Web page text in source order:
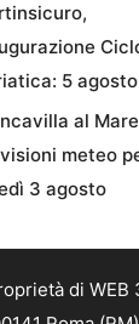
5 agosto
al
meteo
3 agosto
di WEB